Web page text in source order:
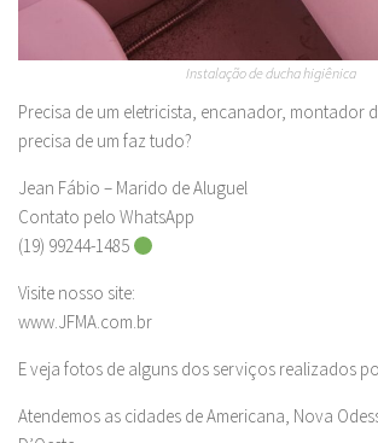
Instalação de ducha higiênica
Precisa de um eletricista, encanador, montador
precisa de um faz tudo?
Jean Fábio – Marido de Aluguel
Contato pelo WhatsApp
(19) 99244-1485
Visite nosso site:
www.JFMA.com.br
E veja fotos de alguns dos serviços realizados
Atendemos as cidades de Americana, Nova